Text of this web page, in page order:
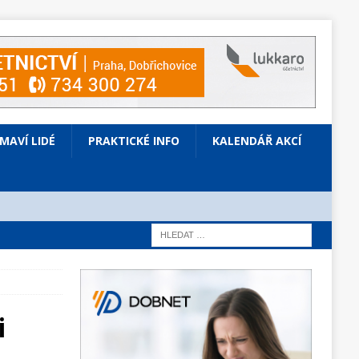
LIDÉ PRAKTICKÉ INFO KALENDÁŘ AKCÍ